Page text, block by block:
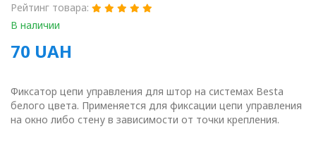
Рейтинг товара:
В наличии
70 UAH
Фиксатор цепи управления для штор на системах Besta
белого цвета. Применяется для фиксации цепи управления
на окно либо стену в зависимости от точки крепления.